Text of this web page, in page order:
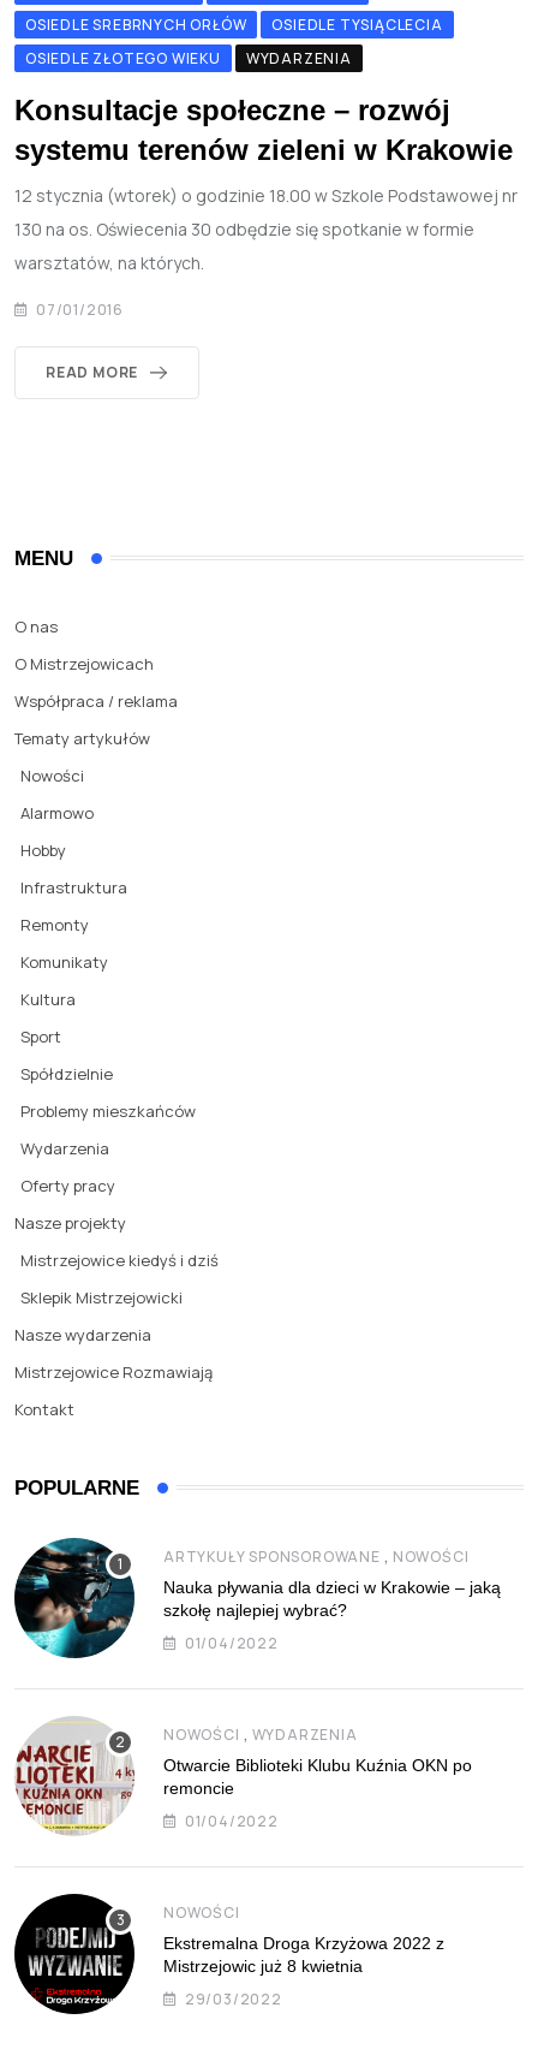
OSIEDLE SREBRNYCH ORŁÓW
OSIEDLE TYSIĄCLECIA
OSIEDLE ZŁOTEGO WIEKU
WYDARZENIA
Konsultacje społeczne – rozwój
systemu terenów zieleni w Krakowie
12 stycznia (wtorek) o godzinie 18.00 w Szkole Podstawowej nr
130 na os. Oświecenia 30 odbędzie się spotkanie w formie
warsztatów, na których.
07/01/2016
READ MORE
MENU
O nas
O Mistrzejowicach
Współpraca / reklama
Tematy artykułów
Nowości
Alarmowo
Hobby
Infrastruktura
Remonty
Komunikaty
Kultura
Sport
Spółdzielnie
Problemy mieszkańców
Wydarzenia
Oferty pracy
Nasze projekty
Mistrzejowice kiedyś i dziś
Sklepik Mistrzejowicki
Nasze wydarzenia
Mistrzejowice Rozmawiają
Kontakt
POPULARNE
ARTYKUŁY SPONSOROWANE , NOWOŚCI
Nauka pływania dla dzieci w Krakowie – jaką
szkołę najlepiej wybrać?
01/04/2022
NOWOŚCI , WYDARZENIA
Otwarcie Biblioteki Klubu Kuźnia OKN po
remoncie
01/04/2022
NOWOŚCI
Ekstremalna Droga Krzyżowa 2022 z
Mistrzejowic już 8 kwietnia
29/03/2022